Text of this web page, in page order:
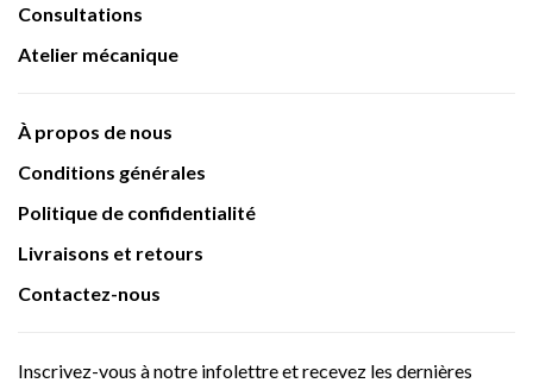
Consultations
Atelier mécanique
À propos de nous
Conditions générales
Politique de confidentialité
Livraisons et retours
Contactez-nous
Inscrivez-vous à notre infolettre et recevez les dernières